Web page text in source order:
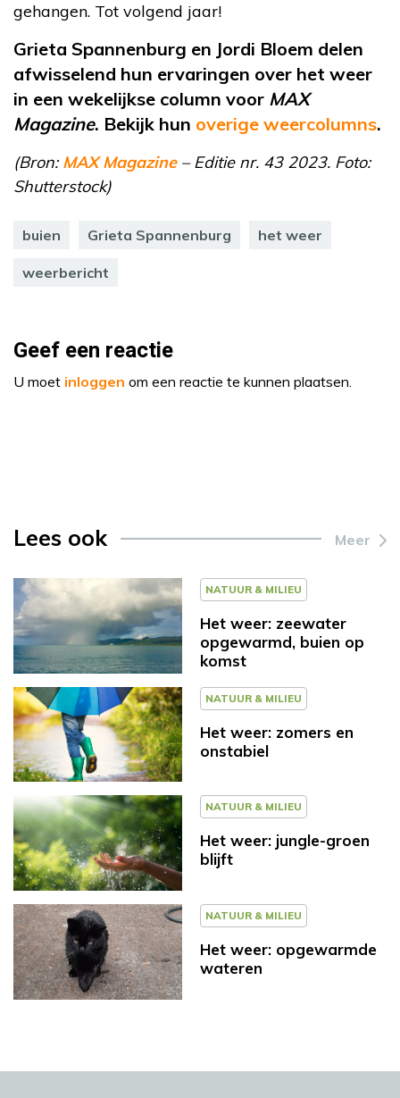
gehangen. Tot volgend jaar!
Grieta Spannenburg en Jordi Bloem delen
afwisselend hun ervaringen over het weer
in een wekelijkse column voor MAX
Magazine. Bekijk hun overige weercolumns.
(Bron:MAX Magazine– Editie nr. 43 2023. Foto:
Shutterstock)
buien Grieta Spannenburg het weer
weerbericht
Geef een reactie
U moet inloggen om een reactie te kunnen plaatsen.
Lees ook Meer
NATUUR & MILIEU
Het weer: zeewater
opgewarmd, buien op
komst
NATUUR & MILIEU
Het weer: zomers en
onstabiel
NATUUR & MILIEU
Het weer: jungle-groen
blijft
NATUUR & MILIEU
Het weer: opgewarmde
wateren